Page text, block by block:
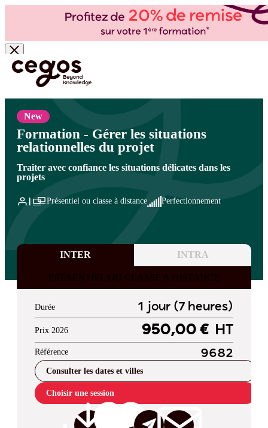
Skip to main content
Vous êtes ici : Accueil >Cegos, organisme de formation à Paris et en régions
Management de projets - Gestion de projets
l'équipe projet
Gestion des parties prenantes
New
Formation - Gérer les situations
relationnelles du projet
Traiter avec confiance les situations délicates dans les
projets
Présentiel ou classe à distance Perfectionnement
INTER INTRA
PRESENTIEL OU CLASSE A DISTANCE
Durée 1 jour (7 heures)
Prix 2026 950,00 € HT
Référence 9682
Consulter les dates et villes
Choisir une session